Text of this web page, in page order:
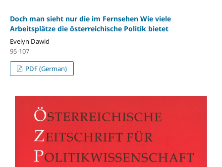
Doch man sieht nur die im Fernsehen Wie viele
Arbeitsplätze die österreichische Politik bietet
Evelyn Dawid
95-107
PDF (German)